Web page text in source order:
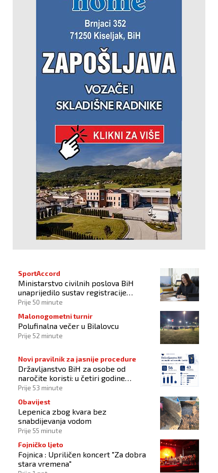
SportAccord
Ministarstvo civilnih poslova BiH
unaprijedilo sustav registracije
sportskih organizacija
Prije 50 minute
Malonogometni turnir
Polufinalna večer u Bilalovcu
Prije 52 minute
Novi pravilnik za jasnije procedure
Državljanstvo BiH za osobe od
naročite koristi: u četiri godine
odobrena 43 zahtjeva
Prije 53 minute
Obavijest
Lepenica zbog kvara bez
snabdijevanja vodom
Prije 55 minute
Fojničko ljeto
Fojnica : Upriličen koncert "Za dobra
stara vremena"